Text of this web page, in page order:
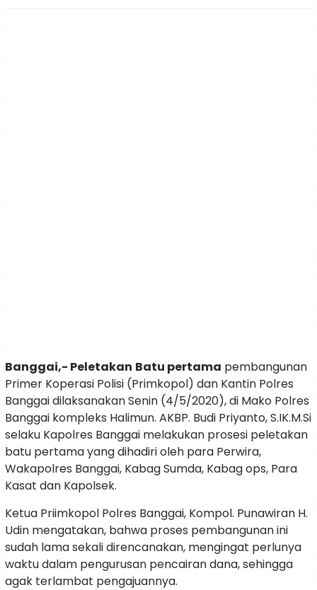
Banggai,- Peletakan Batu pertama pembangunan
Primer Koperasi Polisi (Primkopol) dan Kantin Polres
Banggai dilaksanakan Senin (4/5/2020), di Mako Polres
Banggai kompleks Halimun. AKBP. Budi Priyanto, S.IK.M.Si
selaku Kapolres Banggai melakukan prosesi peletakan
batu pertama yang dihadiri oleh para Perwira,
Wakapolres Banggai, Kabag Sumda, Kabag ops, Para
Kasat dan Kapolsek.
Ketua Priimkopol Polres Banggai, Kompol. Punawiran H.
Udin mengatakan, bahwa proses pembangunan ini
sudah lama sekali direncanakan, mengingat perlunya
waktu dalam pengurusan pencairan dana, sehingga
agak terlambat pengajuannya.